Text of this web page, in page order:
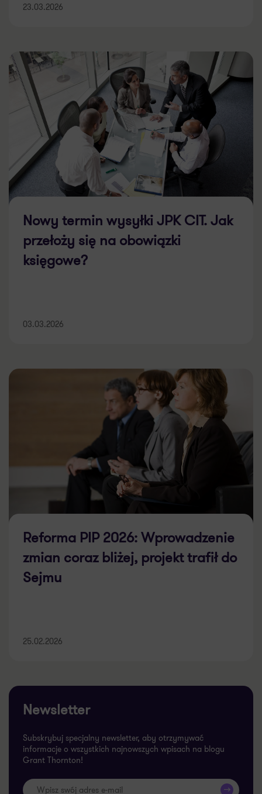
23.03.2026
Nowy termin wysyłki JPK CIT. Jak
przełoży się na obowiązki
księgowe?
03.03.2026
Reforma PIP 2026: Wprowadzenie
zmian coraz bliżej, projekt trafił do
Sejmu
25.02.2026
Newsletter
Subskrybuj specjalny newsletter, aby otrzymywać
informacje o wszystkich najnowszych wpisach na blogu
Grant Thornton!
>>